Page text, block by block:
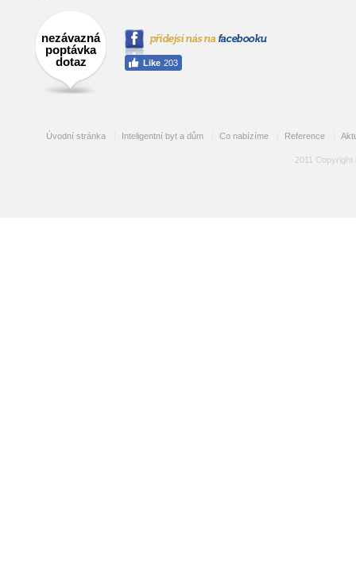
nezávazná
poptávka
dotaz
Úvodní stránka Inteligentní byt a dům Co nabízíme Reference
2011